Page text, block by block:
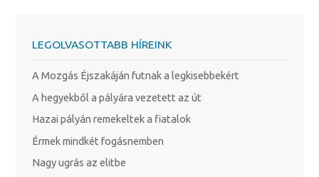
LEGOLVASOTTABB HÍREINK
A Mozgás Éjszakáján futnak a legkisebbekért
A hegyekből a pályára vezetett az út
Hazai pályán remekeltek a fiatalok
Érmek mindkét fogásnemben
Nagy ugrás az elitbe